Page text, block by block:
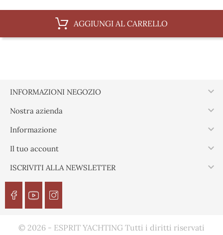
AGGIUNGI AL CARRELLO
INFORMAZIONI NEGOZIO 
Nostra azienda 
Informazione 
Il tuo account 
ISCRIVITI ALLA NEWSLETTER 
© 2026 - ESPRIT YACHTING Tutti i diritti riservati